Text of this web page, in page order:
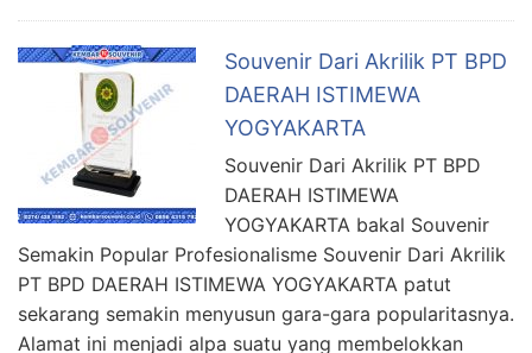
Souvenir Dari Akrilik PT BPD
DAERAH ISTIMEWA
YOGYAKARTA
Souvenir Dari Akrilik PT BPD
DAERAH ISTIMEWA
YOGYAKARTA bakal Souvenir
Semakin Popular Profesionalisme Souvenir Dari Akrilik
PT BPD DAERAH ISTIMEWA YOGYAKARTA patut
sekarang semakin menyusun gara-gara popularitasnya.
Alamat ini menjadi alpa suatu yang membelokkan